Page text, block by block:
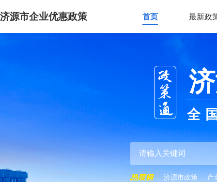
济源市企业优惠政策 首页 最新政
全
济源市政策 产